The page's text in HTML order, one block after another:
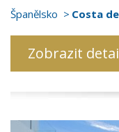
Španělsko Costa
Zobrazit